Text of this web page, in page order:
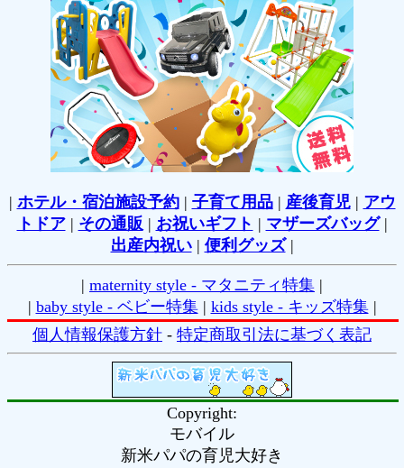
| ホテル・宿泊施設予約| 子育て用品| 産後育児| アウ
トドア| その通販 | お祝いギフト | マザーズバッグ|
出産内祝い| 便利グッズ|
| maternity style - マタニティ特集 |
| baby style - ベビー特集| kids style - キッズ特集|
個人情報保護方針 - 特定商取引法に基づく表記
Copyright:
モバイル
新米パパの育児大好き